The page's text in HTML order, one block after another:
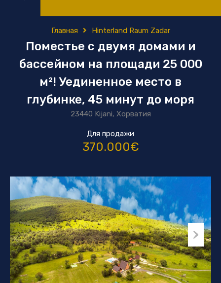
Главная Hinterland Raum Zadar
Поместье с двумя домами и
бассейном на площади 25 000
м²! Уединенное место в
глубинке, 45 минут до моря
23440 Kijani, Хорватия
Для продажи
370.000€